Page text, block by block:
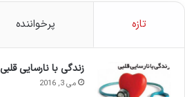
تازه پرخواننده
زندگی با نارسایی قلبی
می 3, 2016